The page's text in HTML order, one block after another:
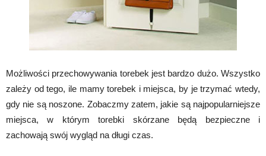
Możliwości przechowywania torebek jest bardzo dużo. Wszystko
zależy od tego, ile mamy torebek i miejsca, by je trzymać wtedy,
gdy nie są noszone. Zobaczmy zatem, jakie są najpopularniejsze
miejsca, w którym torebki skórzane będą bezpieczne i
zachowają swój wygląd na długi czas.